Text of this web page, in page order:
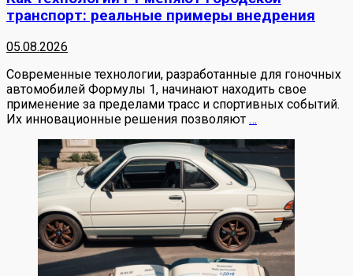
транспорт: реальные примеры внедрения
05.08.2026
Современные технологии, разработанные для гоночных
автомобилей Формулы 1, начинают находить свое
применение за пределами трасс и спортивных событий.
Их инновационные решения позволяют …